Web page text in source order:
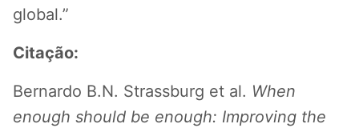
global.”
Citação:
Bernardo B.N. Strassburg et al. When
enough should be enough: Improving the